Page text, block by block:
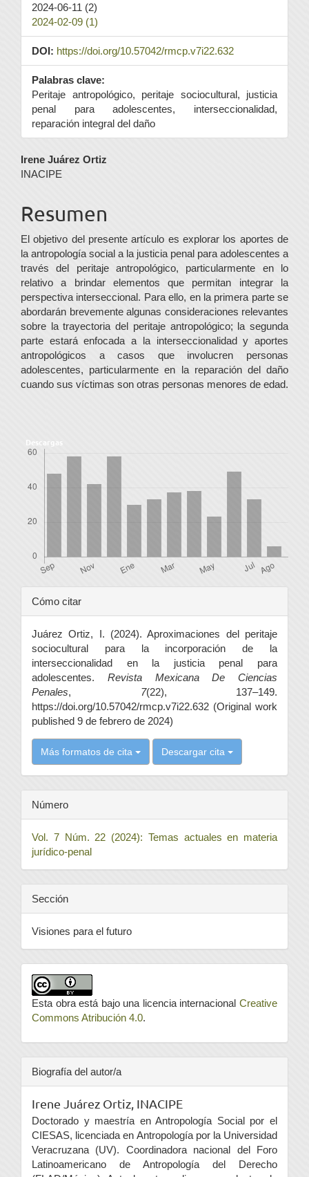
2024-06-11 (2)
2024-02-09 (1)
DOI: https://doi.org/10.57042/rmcp.v7i22.632
Palabras clave:
Peritaje antropológico, peritaje sociocultural, justicia
penal para adolescentes, interseccionalidad,
reparación integral del daño
Contenido
principal
del
artículo
Irene Juárez Ortiz
INACIPE
Resumen
El objetivo del presente artículo es explorar los aportes de
la antropología social a la justicia penal para adolescentes a
través del peritaje antropológico, particularmente en lo
relativo a brindar elementos que permitan integrar la
perspectiva interseccional. Para ello, en la primera parte se
abordarán brevemente algunas consideraciones relevantes
sobre la trayectoria del peritaje antropológico; la segunda
parte estará enfocada a la interseccionalidad y aportes
antropológicos a casos que involucren personas
adolescentes, particularmente en la reparación del daño
cuando sus víctimas son otras personas menores de edad.
Descargas
Detalles
del
artículo
Cómo citar
Juárez Ortiz, I. (2024). Aproximaciones del peritaje
sociocultural para la incorporación de la
interseccionalidad en la justicia penal para
adolescentes. Revista Mexicana De Ciencias
Penales, 7(22), 137–149.
https://doi.org/10.57042/rmcp.v7i22.632 (Original work
published 9 de febrero de 2024)
Más formatos de cita Descargar cita
Número
Vol. 7 Núm. 22 (2024): Temas actuales en materia
jurídico-penal
Sección
Visiones para el futuro
Esta obra está bajo una licencia internacional Creative
Commons Atribución 4.0.
Biografía del autor/a
Irene Juárez Ortiz, INACIPE
Doctorado y maestría en Antropología Social por el
CIESAS, licenciada en Antropología por la Universidad
Veracruzana (UV). Coordinadora nacional del Foro
Latinoamericano de Antropología del Derecho